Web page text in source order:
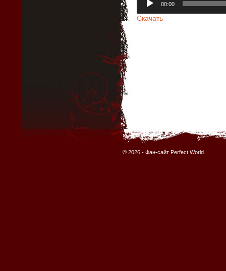
00:00
Скачать
© 2026 - Фан-сайт Perfect World